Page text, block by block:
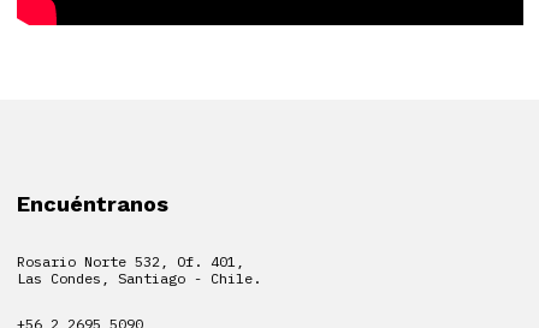
Encuéntranos
Rosario Norte 532, Of. 401,
Las Condes, Santiago - Chile.
+56 2 2695 5090